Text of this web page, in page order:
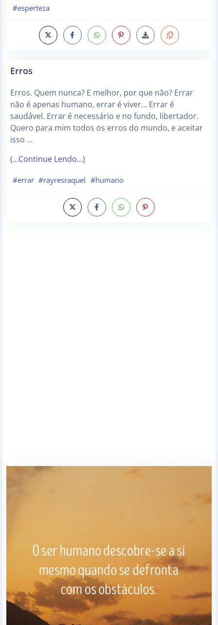
#esperteza
Erros
Erros. Quem nunca? E melhor, por que não? Errar
não é apenas humano, errar é viver… Errar é
saudável. Errar é necessário e no fundo, libertador.
Quero para mim todos os erros do mundo, e aceitar
isso …
(…Continue Lendo…)
#errar #rayresraquel #humano